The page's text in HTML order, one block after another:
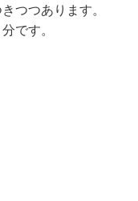
つつあります。
です。